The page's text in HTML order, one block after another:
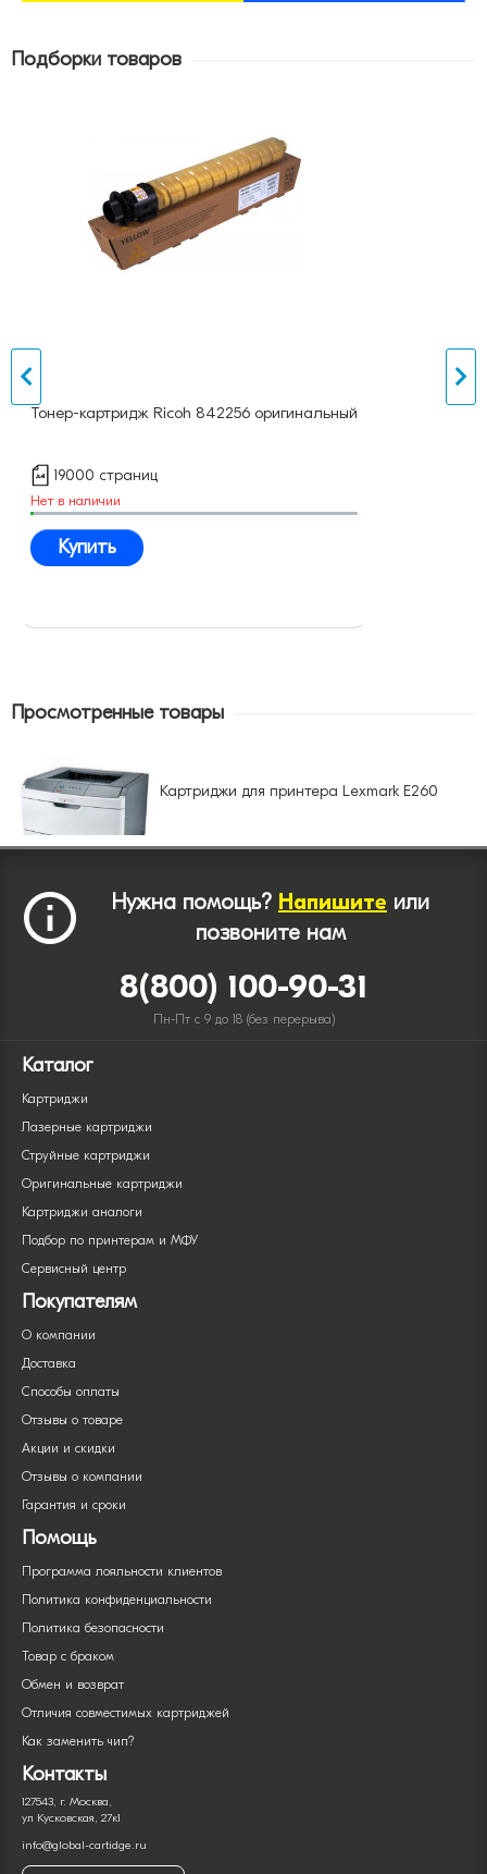
Подборки товаров
Тонер-картридж Ricoh 842256 оригинальный
19000 страниц
Нет в наличии
Купить
Просмотренные товары
Картриджи для принтера Lexmark E260
Нужна помощь? Напишите или
позвоните нам
8(800) 100-90-31
Пн-Пт с 9 до 18 (без перерыва)
Каталог
Картриджи
Лазерные картриджи
Струйные картриджи
Оригинальные картриджи
Картриджи аналоги
Подбор по принтерам и МФУ
Сервисный центр
Покупателям
О компании
Доставка
Способы оплаты
Отзывы о товаре
Акции и скидки
Отзывы о компании
Гарантия и сроки
Помощь
Программа лояльности клиентов
Политика конфиденциальности
Политика безопасности
Товар с браком
Обмен и возврат
Отличия совместимых картриджей
Как заменить чип?
Контакты
127543, г. Москва,
ул Кусковская, 27к1
info@global-cartidge.ru